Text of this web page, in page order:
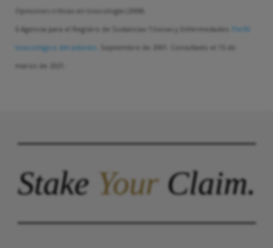
Opiniones críticas en toxicología (2008).
6 Agencia para el Registro de Sustancias Tóxicas y Enfermedades.
Perfil
toxicológico del asbesto.
Septiembre de 2001. Consultado el 15 de
marzo de 2021.
StakeYourClaim.